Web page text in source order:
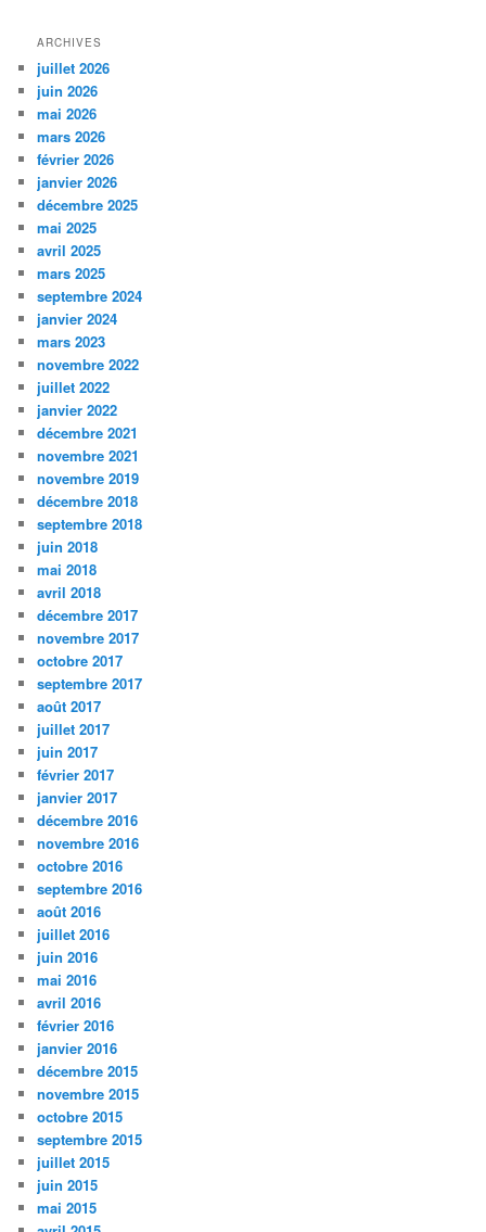
ARCHIVES
juillet 2026
juin 2026
mai 2026
mars 2026
février 2026
janvier 2026
décembre 2025
mai 2025
avril 2025
mars 2025
septembre 2024
janvier 2024
mars 2023
novembre 2022
juillet 2022
janvier 2022
décembre 2021
novembre 2021
novembre 2019
décembre 2018
septembre 2018
juin 2018
mai 2018
avril 2018
décembre 2017
novembre 2017
octobre 2017
septembre 2017
août 2017
juillet 2017
juin 2017
février 2017
janvier 2017
décembre 2016
novembre 2016
octobre 2016
septembre 2016
août 2016
juillet 2016
juin 2016
mai 2016
avril 2016
février 2016
janvier 2016
décembre 2015
novembre 2015
octobre 2015
septembre 2015
juillet 2015
juin 2015
mai 2015